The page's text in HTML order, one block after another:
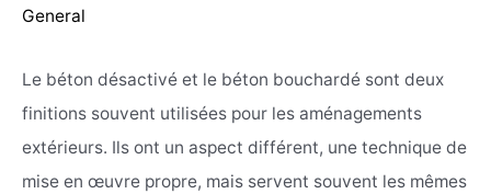
General
Le béton désactivé et le béton bouchardé sont deux
finitions souvent utilisées pour les aménagements
extérieurs. Ils ont un aspect différent, une technique de
mise en œuvre propre, mais servent souvent les mêmes